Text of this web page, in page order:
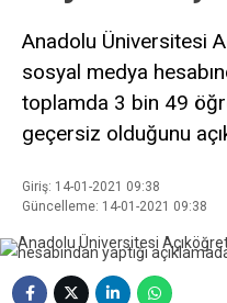
Anadolu Üniversitesi
sosyal medya
toplamda 3 bin 49
geçersiz olduğunu
Giriş: 14-01-2021 09:38
Güncelleme: 14-01-2021 09:38